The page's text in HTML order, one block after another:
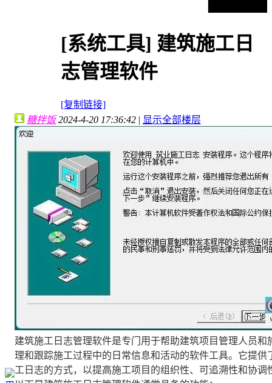
[系统工具] 建筑施工日
志管理软件
[复制链接]
糖拌饭2024-4-20 17:36:42 | 显示全部楼层
建筑施工日志管理软件是专门用于帮助建筑项目管理人员和
理和跟踪施工过程中的日常信息和活动的软件工具。它提供
工日志的方式，以提高施工项目的组织性、可追溯性和协调